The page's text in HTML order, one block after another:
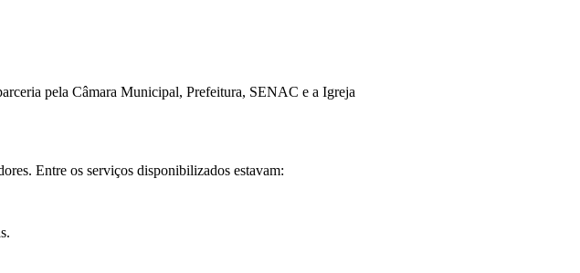
pela Câmara Municipal, Prefeitura, SENAC e a Igreja
Entre os serviços disponibilizados estavam: